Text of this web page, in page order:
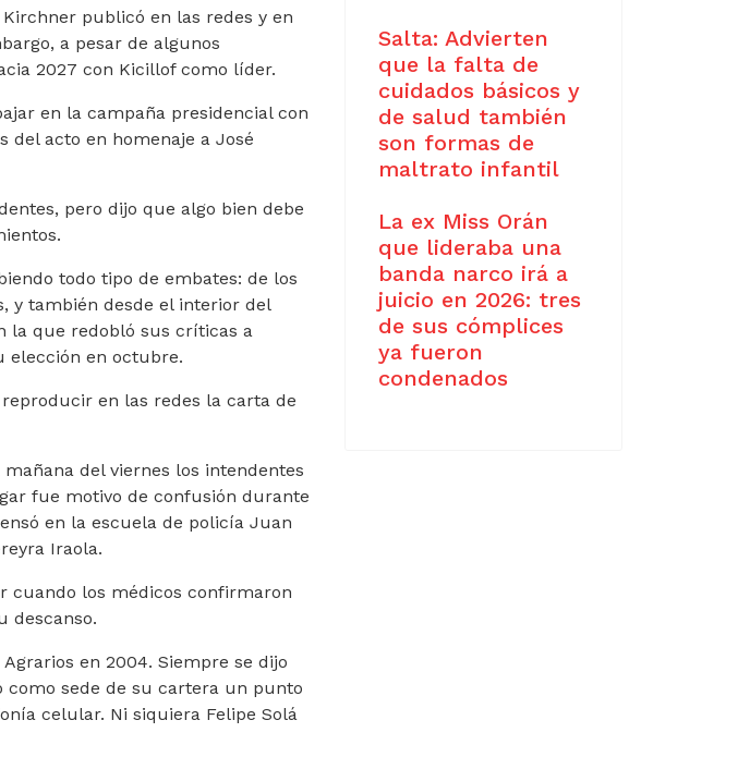
publicó en las redes y en
a pesar de algunos
2027 con Kicillof como líder.
en la campaña presidencial con
del acto en homenaje a José
pero dijo que algo bien debe
todo tipo de embates: de los
y también desde el interior del
la que redobló sus críticas a
elección en octubre.
en las redes la carta de
del viernes los intendentes
fue motivo de confusión durante
en la escuela de policía Juan
Iraola.
cuando los médicos confirmaron
descanso.
en 2004. Siempre se dijo
sede de su cartera un punto
celular. Ni siquiera Felipe Solá
Salta: Advierten
que la falta de
cuidados básicos y
de salud también
son formas de
maltrato infantil
La ex Miss Orán
que lideraba una
banda narco irá a
juicio en 2026: tres
de sus cómplices
ya fueron
condenados